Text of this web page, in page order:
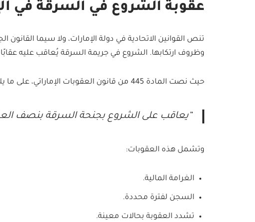
عقوبة الشروع في السرقة في
تنص القوانين الاتحادية في دولة الإمارات، ولا سيما
وظروف ارتكابها. الشروع في جريمة السرقة يُعاقب عليه عقابًا
حيث نصت المادة 445 من قانون العقوبات الإماراتي، على ما يلي:
“يعاقب على الشروع بجنحة السرقة بنصف
وتشمل هذه العقوبات:
الغرامة المالية.
السجن لفترة محددة.
تشدد العقوبة بحالات معينة.